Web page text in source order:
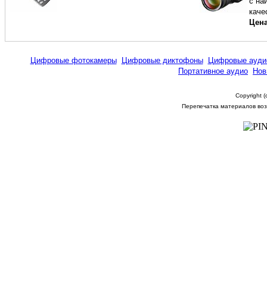
Цифровые фотокамеры Цифровые диктофоны
Цифровые
Портативное аудио
Copyright
Перепечатка материалов